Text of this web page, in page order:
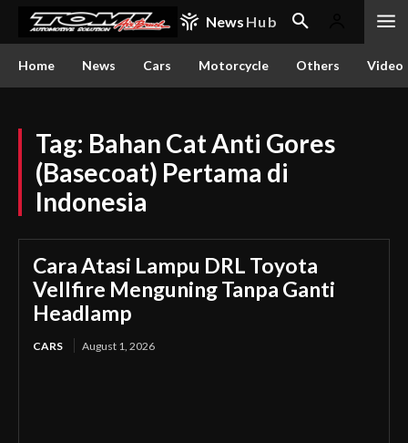
News Hub
Home News Cars Motorcycle Others Video
Tag: Bahan Cat Anti Gores
(Basecoat) Pertama di
Indonesia
Cara Atasi Lampu DRL Toyota
Vellfire Menguning Tanpa Ganti
Headlamp
CARS August 1, 2026